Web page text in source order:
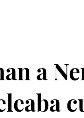
a